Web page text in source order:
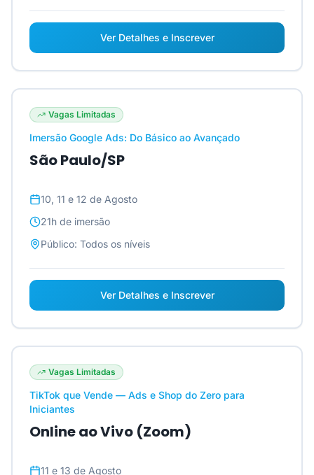
Ver Detalhes e Inscrever
Vagas Limitadas
Imersão Google Ads: Do Básico ao Avançado
São Paulo/SP
10, 11 e 12 de Agosto
21h de imersão
Público: Todos os níveis
Ver Detalhes e Inscrever
Vagas Limitadas
TikTok que Vende — Ads e Shop do Zero para
Iniciantes
Online ao Vivo (Zoom)
11 e 13 de Agosto